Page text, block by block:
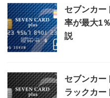
セブンカー
率が最大1
説
セブンカー
ラックカー